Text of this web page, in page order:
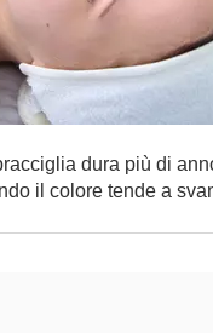
dura più di
il colore tende a